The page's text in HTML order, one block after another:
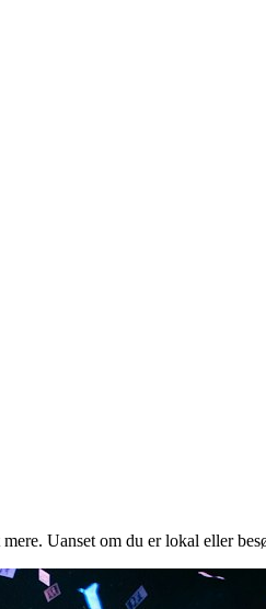
Uanset om du er lokal eller